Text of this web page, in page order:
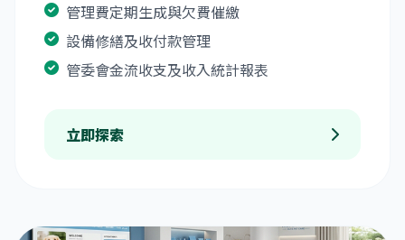
管理費定期生成與欠費催繳
設備修繕及收付款管理
管委會金流收支及收入統計報表
立即探索